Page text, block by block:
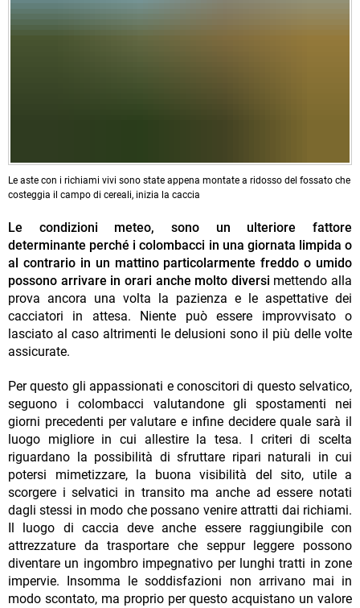
Le aste con i richiami vivi sono state appena montate a ridosso del fossato che
costeggia il campo di cereali, inizia la caccia
Le condizioni meteo, sono un ulteriore fattore
determinante perché i colombacci in una giornata limpida o
al contrario in un mattino particolarmente freddo o umido
possono arrivare in orari anche molto diversi mettendo alla
prova ancora una volta la pazienza e le aspettative dei
cacciatori in attesa. Niente può essere improvvisato o
lasciato al caso altrimenti le delusioni sono il più delle volte
assicurate.
Per questo gli appassionati e conoscitori di questo selvatico,
seguono i colombacci valutandone gli spostamenti nei
giorni precedenti per valutare e infine decidere quale sarà il
luogo migliore in cui allestire la tesa. I criteri di scelta
riguardano la possibilità di sfruttare ripari naturali in cui
potersi mimetizzare, la buona visibilità del sito, utile a
scorgere i selvatici in transito ma anche ad essere notati
dagli stessi in modo che possano venire attratti dai richiami.
Il luogo di caccia deve anche essere raggiungibile con
attrezzature da trasportare che seppur leggere possono
diventare un ingombro impegnativo per lunghi tratti in zone
impervie. Insomma le soddisfazioni non arrivano mai in
modo scontato, ma proprio per questo acquistano un valore